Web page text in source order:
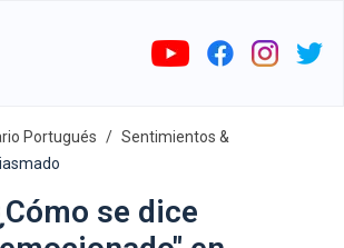
Portugués
Sentimientos &
se dice